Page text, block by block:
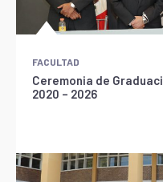
FACULTAD
Ceremonia de
2020 – 2026